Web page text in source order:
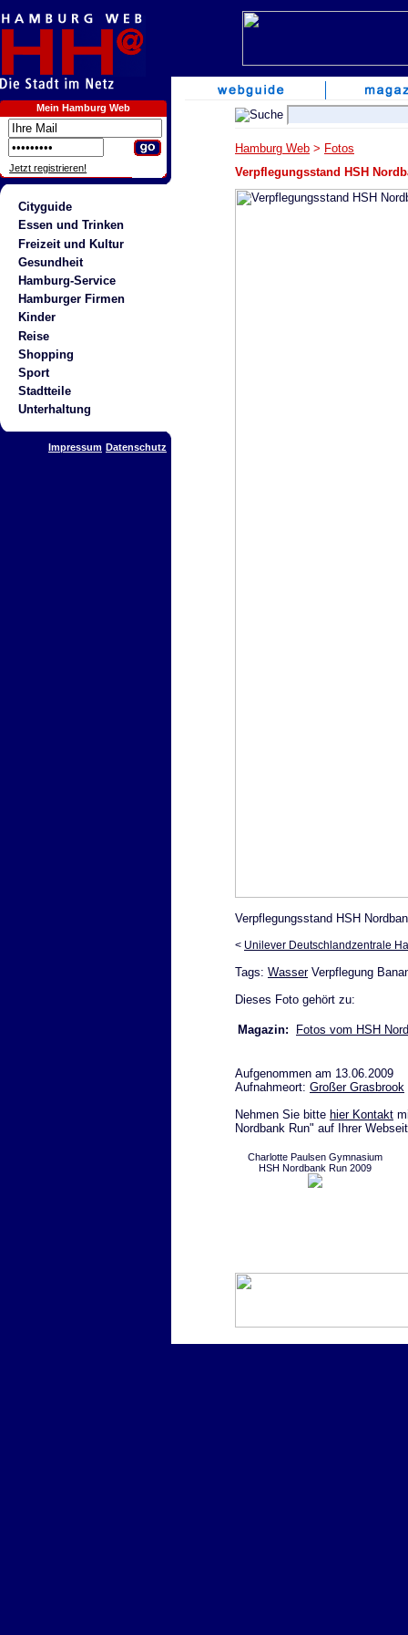
Mein Hamburg Web
Jetzt registrieren!
Cityguide
Essen und Trinken
Freizeit und Kultur
Gesundheit
Hamburg-Service
Hamburger Firmen
Kinder
Reise
Shopping
Sport
Stadtteile
Unterhaltung
Impressum Datenschutz
Hamburg Web > Fotos
Verpflegungsstand HSH
Verpflegungsstand HSH
< Unilever Deutschlandzentrale
Tags: WasserVerpflegung
Dieses Foto gehört zu:
Magazin: Fotos vom HSH
Aufgenommen am 13.06.2009
Aufnahmeort: Großer Grasbrook
Nehmen Sie bitte hier Kontakt
Nordbank Run" auf Ihrer
Charlotte Paulsen Gymnasium
HSH Nordbank Run 2009